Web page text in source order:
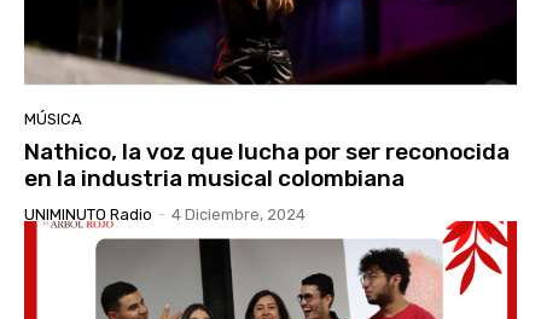
MÚSICA
Nathico, la voz que lucha por ser reconocida
en la industria musical colombiana
UNIMINUTO Radio - 4 Diciembre, 2024